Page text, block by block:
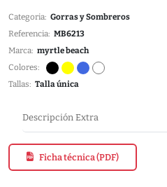
Categoria: Gorras y Sombreros
Referencia: MB6213
Marca: myrtle beach
Colores:
Tallas: Talla única
Descripción Extra
Ficha técnica (PDF)